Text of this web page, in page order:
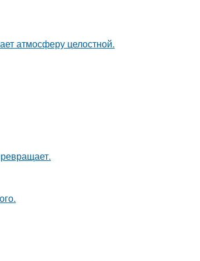
атмосферу целостной.